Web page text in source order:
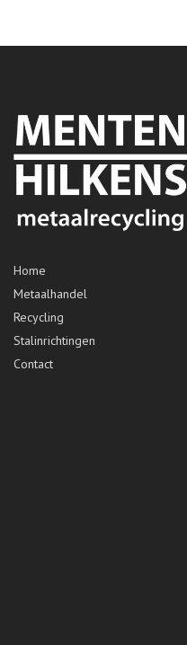
Home
Metaalhandel
Recycling
Stalinrichtingen
Contact